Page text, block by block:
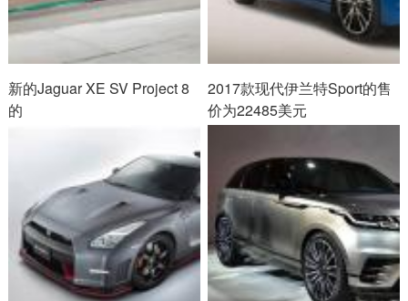
新的Jaguar XE SV Project 8
的
2017款现代伊兰特Sport的售
价为22485美元